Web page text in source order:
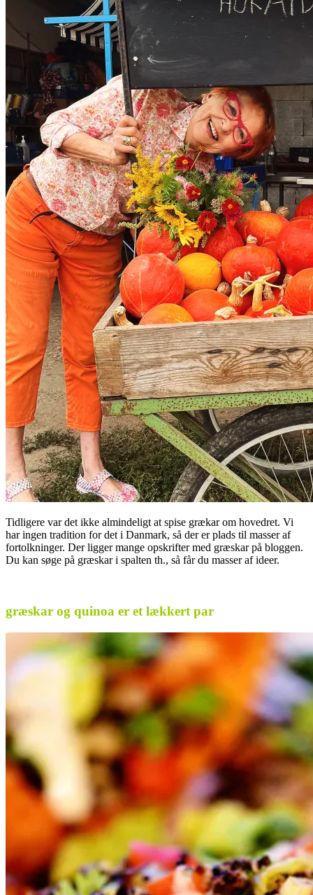
Tidligere var det ikke almindeligt at spise grækar om hovedret. Vi
har ingen tradition for det i Danmark, så der er plads til masser af
fortolkninger. Der ligger mange opskrifter med græskar på bloggen.
Du kan søge på græskar i spalten th., så får du masser af ideer.
græskar og quinoa er et lækkert par